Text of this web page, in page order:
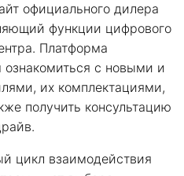
официального дилера
функции цифрового
Платформа
ознакомиться с новыми и
их комплектациями,
получить консультацию
цикл взаимодействия